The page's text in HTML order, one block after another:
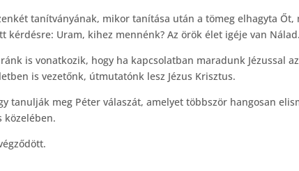
tanítványának, mikor tanítása után a tömeg elhagyta
kérdésre: Uram, kihez mennénk? Az örök élet igéje van
is vonatkozik, hogy ha kapcsolatban maradunk Jézussal
is vezetőnk, útmutatónk lesz Jézus Krisztus.
tanulják meg Péter válaszát, amelyet többször hangosan
közelében.